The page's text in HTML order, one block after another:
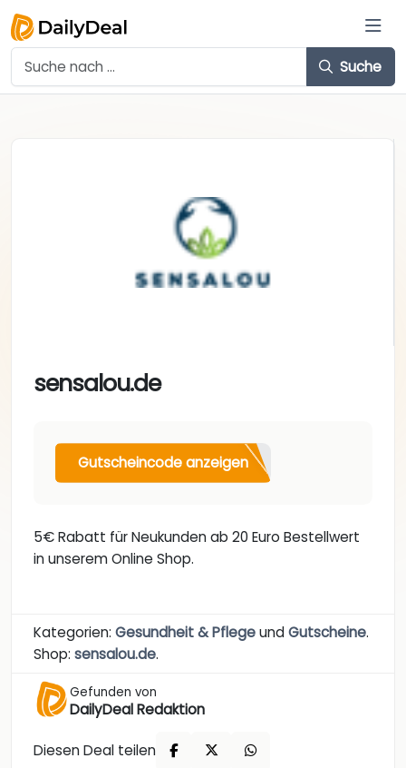
Suche
sensalou.de
Gutscheincode anzeigen
5€ Rabatt für Neukunden ab 20 Euro Bestellwert
in unserem Online Shop.
Kategorien: Gesundheit & PflegeundGutscheine.
Shop: sensalou.de.
Gefunden von
DailyDeal Redaktion
Diesen Deal teilen